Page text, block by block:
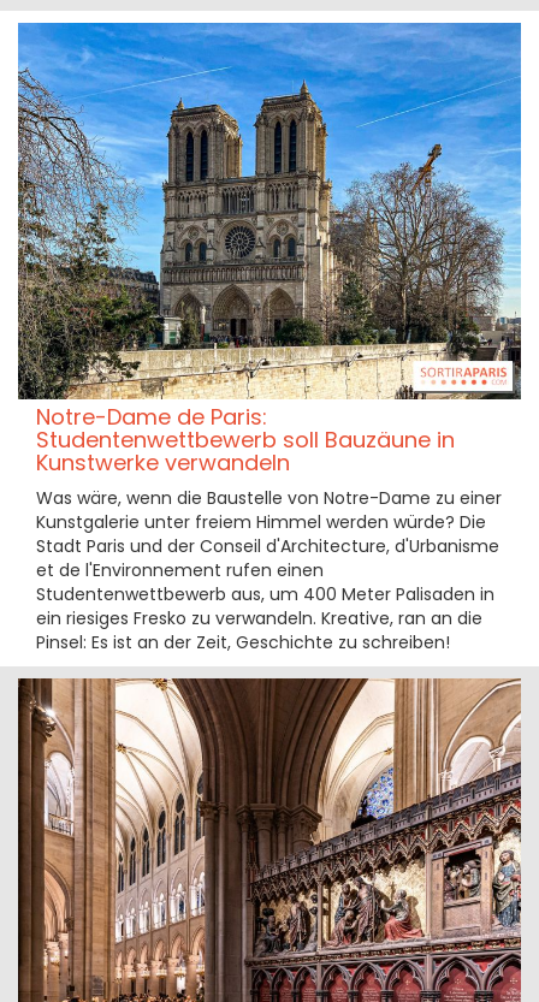
Notre-Dame de Paris:
Studentenwettbewerb soll Bauzäune in
Kunstwerke verwandeln
Was wäre, wenn die Baustelle von Notre-Dame zu einer
Kunstgalerie unter freiem Himmel werden würde? Die
Stadt Paris und der Conseil d'Architecture, d'Urbanisme
et de l'Environnement rufen einen
Studentenwettbewerb aus, um 400 Meter Palisaden in
ein riesiges Fresko zu verwandeln. Kreative, ran an die
Pinsel: Es ist an der Zeit, Geschichte zu schreiben!